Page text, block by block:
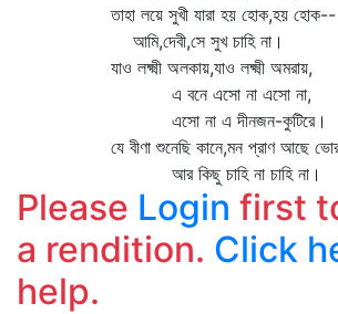
তাহা লয়ে সুখী যারা হয় হোক,হয় হোক--
আমি,দেবী,সে সুখ চাহি না।
যাও লক্ষ্মী অলকায়,যাও লক্ষ্মী অমরায়,
এ বনে এসো না এসো না,
এসো না এ দীনজন-কুটিরে।
যে বীণা শুনেছি কানে,মন প্রাণ আছে
আর কিছু চাহি না চাহি না।
Please Login first
a rendition. Click
help.